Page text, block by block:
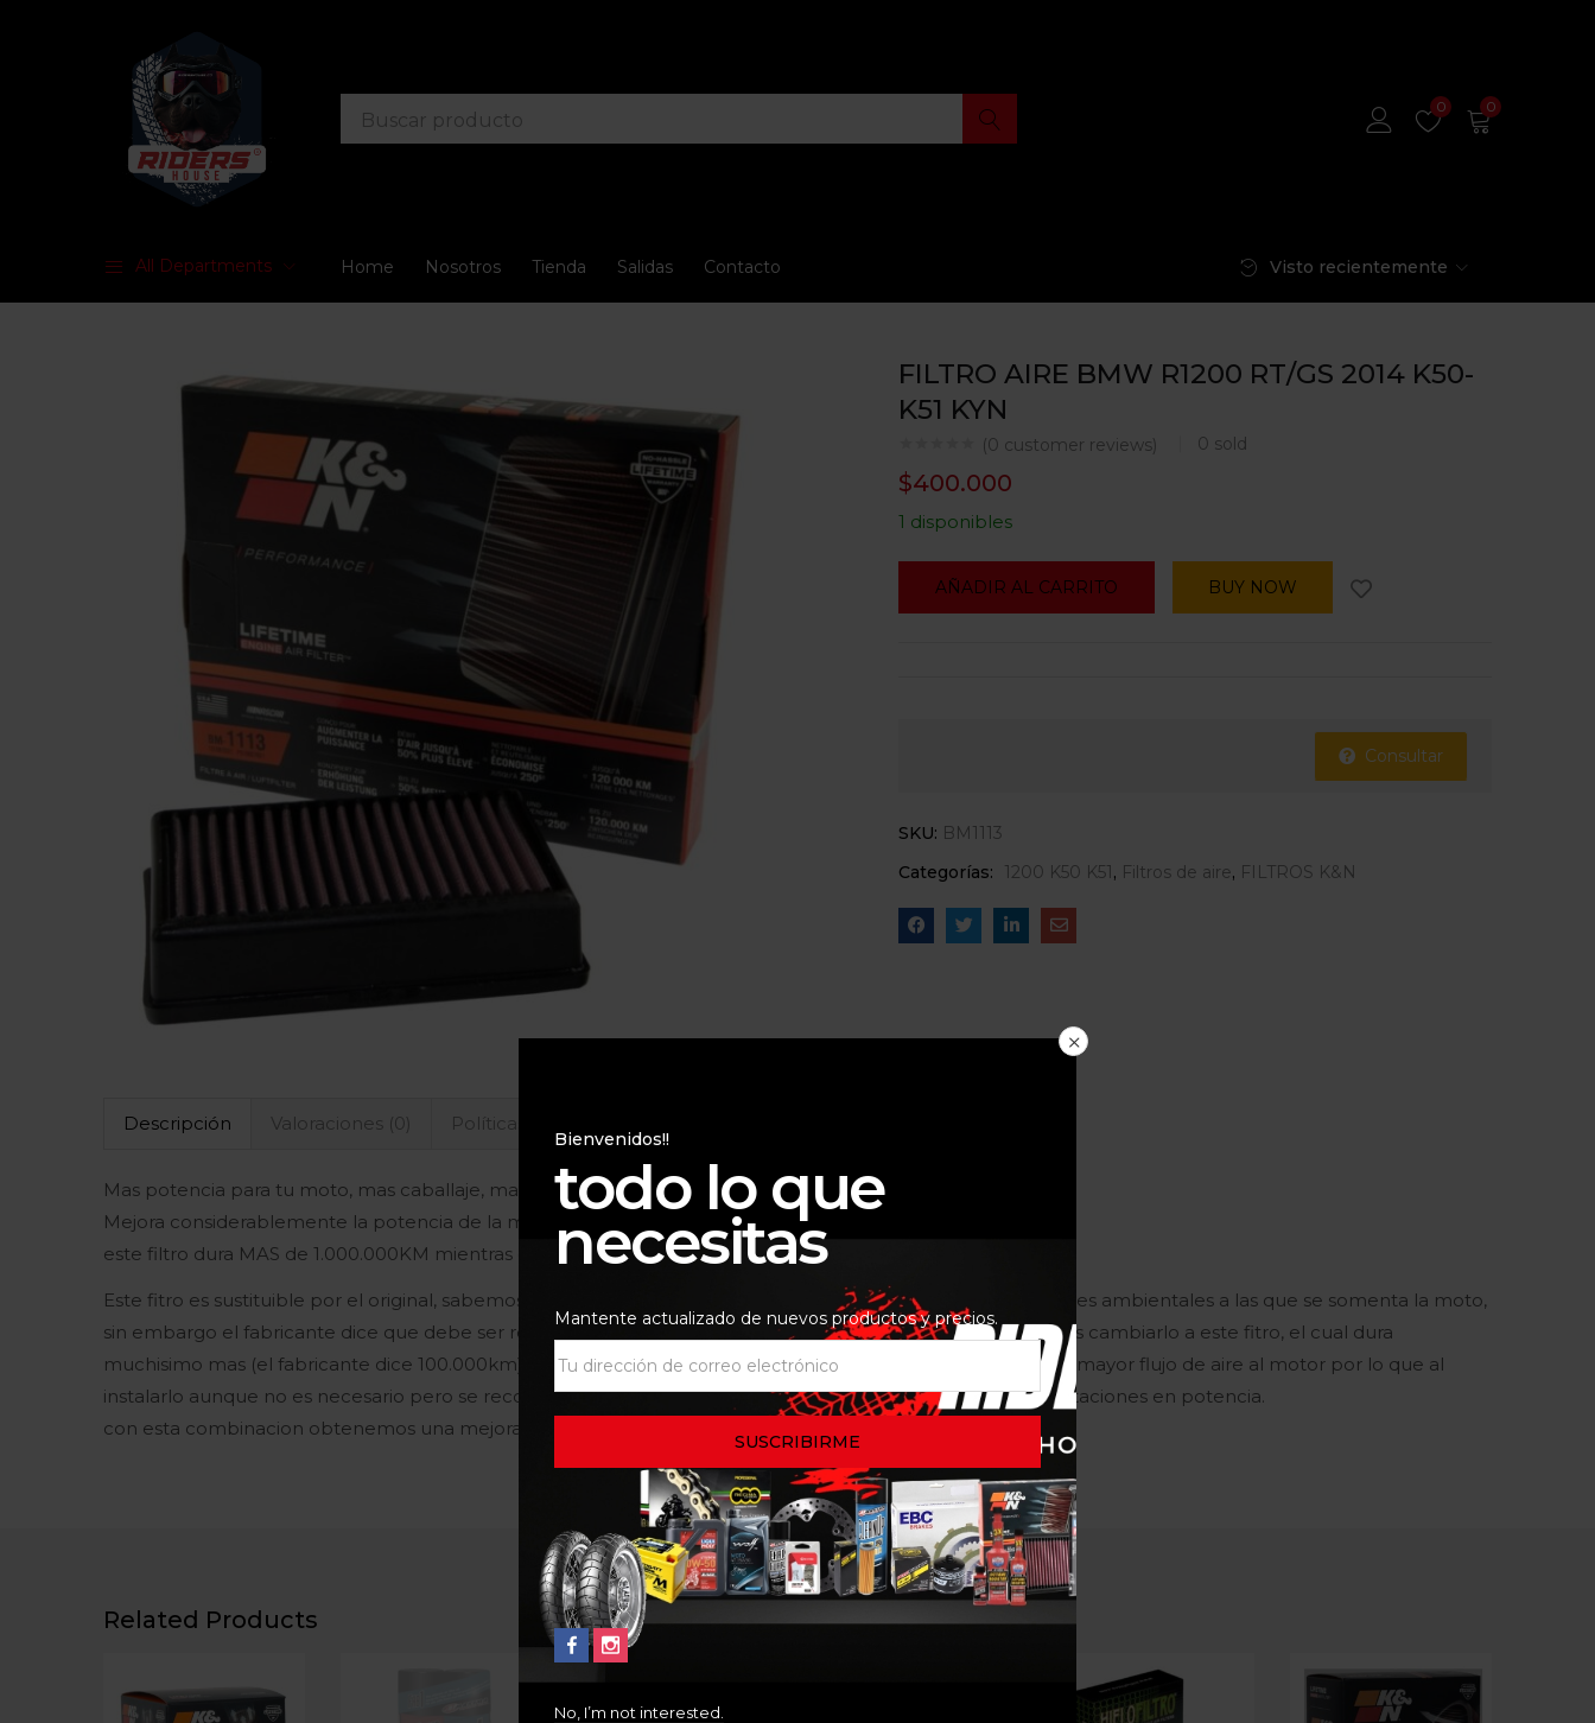
0 0
All Departments Home Nosotros Tienda Salidas Contacto Visto recientemente
FILTRO AIRE BMW R1200 RT/GS 2014 K50-
K51 KYN
(0 customer reviews) 0 sold
$400.000
1 disponibles
AÑADIR AL CARRITO BUY NOW
Consultar
SKU: BM1113
Categorías:
1200 K50 K51, Filtros de aire, FILTROS K&N
Descripción Valoraciones (0) Políticas de la tienda
Mas potencia para tu moto, mas caballaje, mas pique, mas fuerza, mas velocidad!!!
Mejora considerablemente la potencia de la moto perdura hasta 100 veces mas que el original
este filtro dura MAS de 1.000.000KM mientras que el normal solo 10.000km
Este fitro es sustituible por el original, sabemos que la duracion de un filtro de aire depende de las condiciones ambientales a las que se somenta la moto,
sin embargo el fabricante dice que debe ser reemplazado cada 12.000km (el original)… una buena opcion es cambiarlo a este fitro, el cual dura
muchisimo mas (el fabricante dice 100.000km) puesto que es lavable, ademas de ello este filtro permite un mayor flujo de aire al motor por lo que al
instalarlo aunque no es necesario pero se recomienda carburarse la moto para obtener al maximo sus prestaciones en potencia.
con esta combinacion obtenemos una mejora considerable en el aumento de potencia de la moto
Related Products
Bienvenidos!!
todo lo que
necesitas
Mantente actualizado de nuevos productos y precios.
No, I’m not interested.